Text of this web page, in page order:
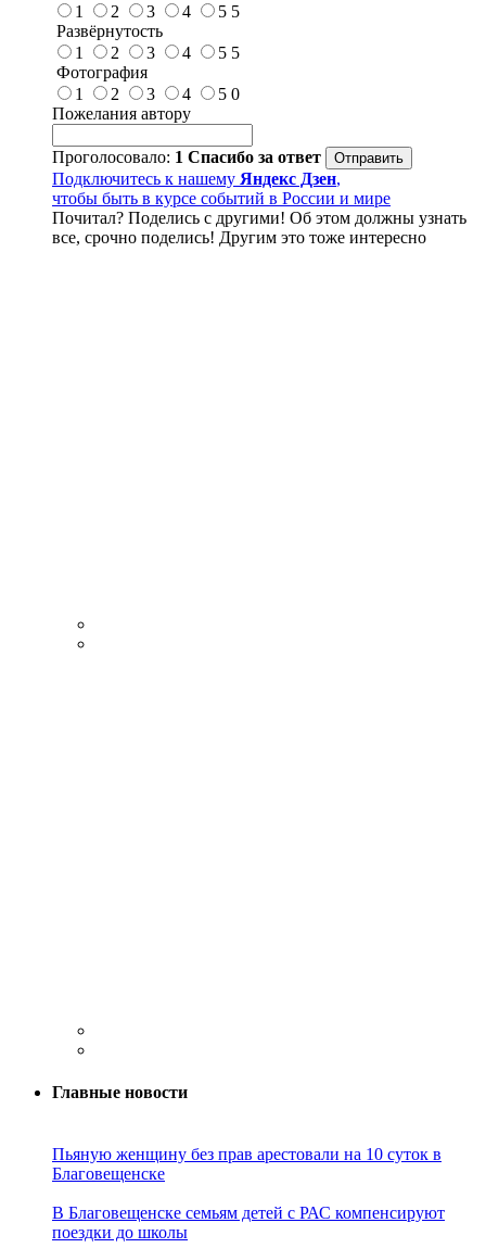
1
2 3 4 5 5
Развёрнутость
1
2 3 4 5 5
Фотография
1
2 3 4 5 0
Пожелания автору
Проголосовало: 1 Спасибо за ответ
Подключитесь к нашему Яндекс Дзен,
чтобы быть в курсе событий в России и мире
Почитал? Поделись с другими! Об этом должны узнать
все, срочно поделись! Другим это тоже интересно
Главные новости
Пьяную женщину без прав арестовали на 10 суток в
Благовещенске
В Благовещенске семьям детей с РАС компенсируют
поездки до школы